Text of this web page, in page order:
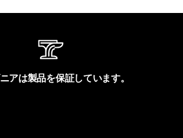
アは製品を保証しています。